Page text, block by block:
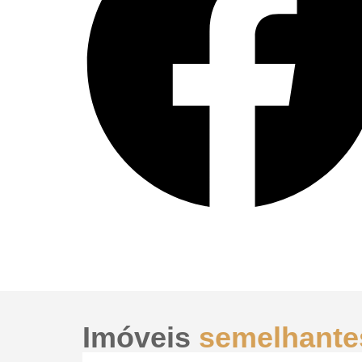
Imóveis